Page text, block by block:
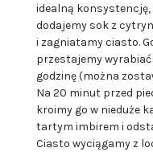
idealną konsystencję,
dodajemy sok z
i zagniatamy ciasto.
przestajemy
godzinę (można
Na 20 minut przed
kroimy go w nieduże
tartym imbirem i
Ciasto wyciągamy z